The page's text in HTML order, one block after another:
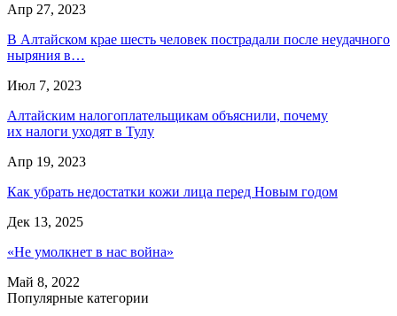
Апр 27, 2023
В Алтайском крае шесть человек пострадали после неудачного
ныряния в…
Июл 7, 2023
Алтайским налогоплательщикам объяснили, почему
их налоги уходят в Тулу
Апр 19, 2023
Как убрать недостатки кожи лица перед Новым годом
Дек 13, 2025
«Не умолкнет в нас война»
Май 8, 2022
Популярные категории